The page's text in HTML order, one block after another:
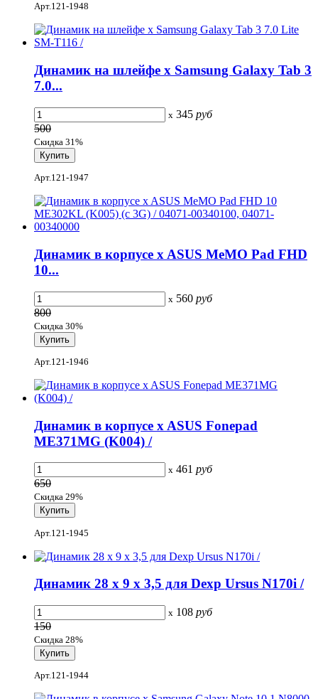
Арт.121-1948
Динамик на шлейфе x Samsung Galaxy Tab 3
7.0...
x 345 руб
500
Скидка 31%
Арт.121-1947
Динамик в корпусе x ASUS MeMO Pad FHD
10...
x 560 руб
800
Скидка 30%
Арт.121-1946
Динамик в корпусе x ASUS Fonepad
ME371MG (K004) /
x 461 руб
650
Скидка 29%
Арт.121-1945
Динамик 28 x 9 x 3,5 для Dexp Ursus N170i /
x 108 руб
150
Скидка 28%
Арт.121-1944